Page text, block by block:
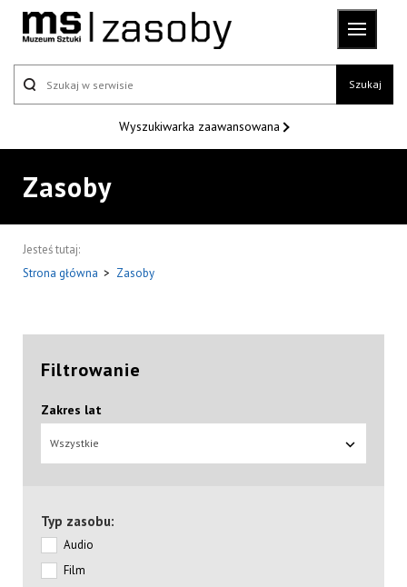
Szukaj
Wyszukiwarka zaawansowana
Zasoby
Jesteś tutaj:
Strona główna > Zasoby
Filtrowanie
Zakres lat
Wszystkie
Typ zasobu:
Audio
Film